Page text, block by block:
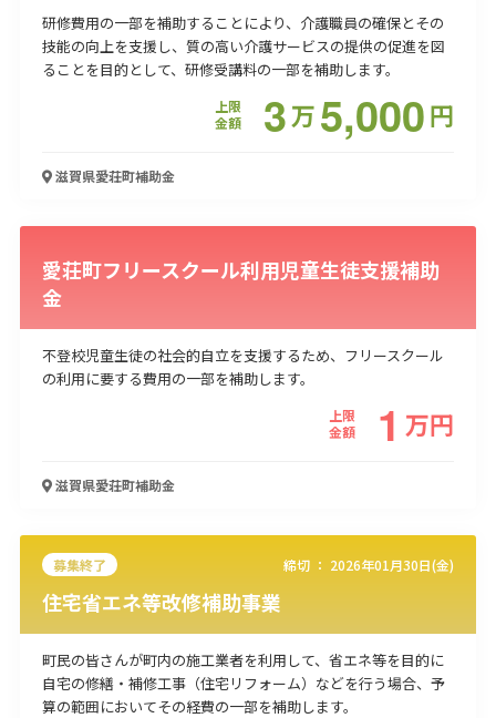
研修費用の一部を補助することにより、介護職員の確保とその
技能の向上を支援し、質の高い介護サービスの提供の促進を図
ることを目的として、研修受講料の一部を補助します。
上限
金額
3万5,000円
滋賀県愛荘町補助金
愛荘町フリースクール利用児童生徒支援補助
金
不登校児童生徒の社会的自立を支援するため、フリースクール
の利用に要する費用の一部を補助します。
上限
金額
1 万円
滋賀県愛荘町補助金
募集終了 締切 ： 2026年01月30日(金)
住宅省エネ等改修補助事業
町民の皆さんが町内の施工業者を利用して、省エネ等を目的に
自宅の修繕・補修工事（住宅リフォーム）などを行う場合、予
算の範囲においてその経費の一部を補助します。